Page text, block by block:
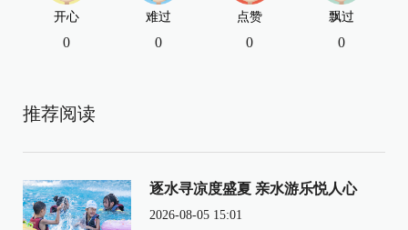
开心
0
难过
0
点赞
0
飘过
0
推荐阅读
逐水寻凉度盛夏 亲水游乐悦人心
2026-08-05 15:01